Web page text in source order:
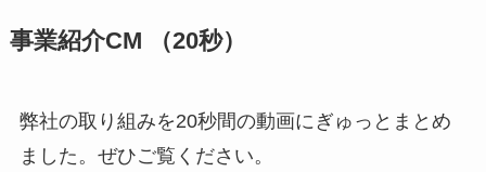
事業紹介CM （20秒）
弊社の取り組みを20秒間の動画にぎゅっとまとめ
ました。ぜひご覧ください。